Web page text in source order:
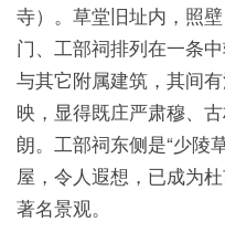
寺）。草堂旧址内，照
门、工部祠排列在一条
与其它附属建筑，其间
映，显得既庄严肃穆、
朗。工部祠东侧是“少陵
屋，令人遐想，已成为
著名景观。